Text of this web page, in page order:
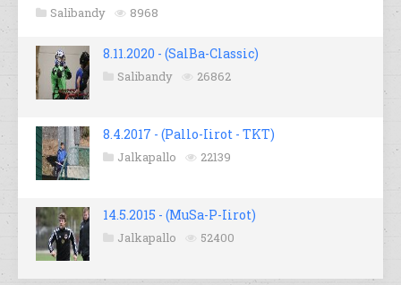
Salibandy 8968
8.11.2020 - (SalBa-Classic)
Salibandy 26862
8.4.2017 - (Pallo-Iirot - TKT)
Jalkapallo 22139
14.5.2015 - (MuSa-P-Iirot)
Jalkapallo 52400